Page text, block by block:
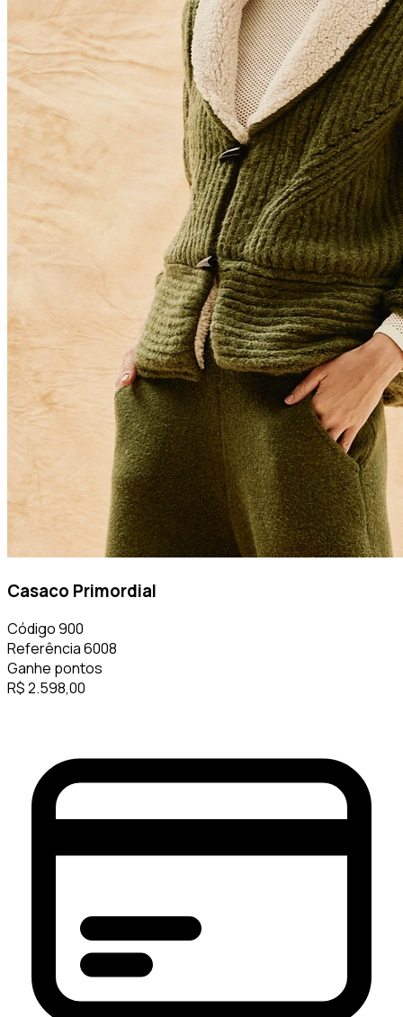
Casaco Primordial
Código900
Referência6008
Ganhe pontos
R$2.598,00